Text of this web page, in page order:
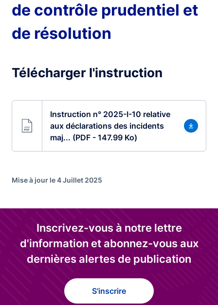
de contrôle prudentiel et
de résolution
Télécharger l'instruction
Instruction n° 2025-I-10 relative
aux déclarations des incidents
maj... (PDF - 147.99 Ko)
Mise à jour le 4 Juillet 2025
Inscrivez-vous à notre lettre
d'information et abonnez-vous aux
dernières alertes de publication
S'inscrire